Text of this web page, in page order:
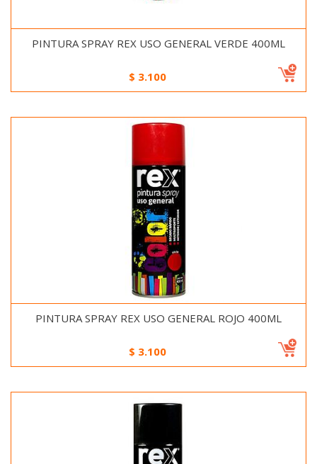
PINTURA SPRAY REX USO GENERAL VERDE 400ML
$ 3.100
PINTURA SPRAY REX USO GENERAL ROJO 400ML
$ 3.100